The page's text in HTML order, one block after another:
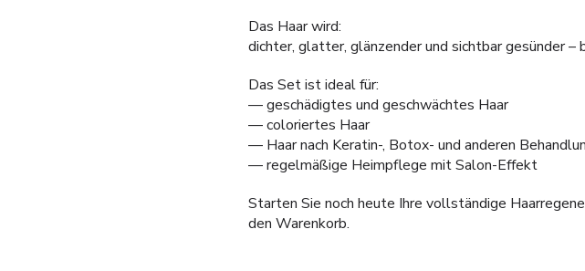
Das Haar wird:
dichter, glatter, glänzender und sichtbar gesünder –
Das Set ist ideal für:
— geschädigtes und geschwächtes Haar
— coloriertes Haar
— Haar nach Keratin-, Botox- und anderen
— regelmäßige Heimpflege mit Salon-Effekt
Starten Sie noch heute Ihre vollständige
den Warenkorb.